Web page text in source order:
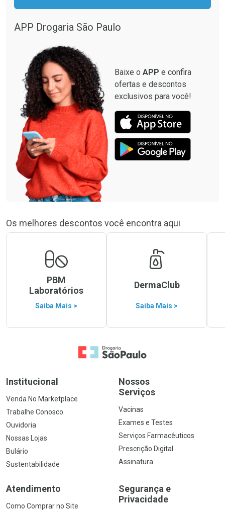
APP Drogaria São Paulo
Baixe o APP e confira
ofertas e descontos
exclusivos para você!
Os melhores descontos você encontra aqui
PBM
Laboratórios
Saiba Mais >
DermaClub
Saiba Mais >
Ir para a Home
Institucional
Venda No Marketplace
Trabalhe Conosco
Ouvidoria
Nossas Lojas
Bulário
Sustentabilidade
Nossos
Serviços
Vacinas
Exames e Testes
Serviços Farmacêuticos
Prescrição Digital
Assinatura
Atendimento
Como Comprar no Site
Segurança e
Privacidade